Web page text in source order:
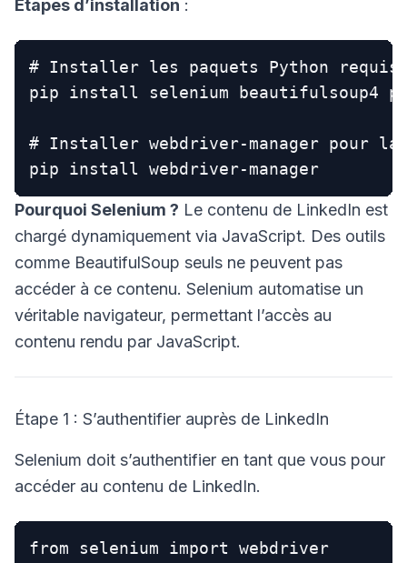
Étapes d’installation :
# Installer les paquets Python requis
pip install selenium beautifulsoup4
# Installer webdriver-manager pour la
Pourquoi Selenium ? Le contenu de LinkedIn est
chargé dynamiquement via JavaScript. Des outils
comme BeautifulSoup seuls ne peuvent pas
accéder à ce contenu. Selenium automatise un
véritable navigateur, permettant l’accès au
contenu rendu par JavaScript.
Étape 1 : S’authentifier auprès de LinkedIn
Selenium doit s’authentifier en tant que vous pour
accéder au contenu de LinkedIn.
from selenium import webdriver